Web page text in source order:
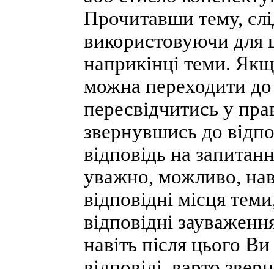
Прочитавши тему,
використовуючи для
наприкінці теми.
можна переходити
пересвідчитись у
звернувшись до
відповідь на
уважно, можливо,
відповідні місця
відповідні
навіть після цього